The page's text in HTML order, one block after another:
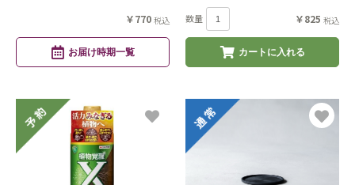
￥770 税込
お届け時期一覧
数量 ￥825 税込
カートに入れる